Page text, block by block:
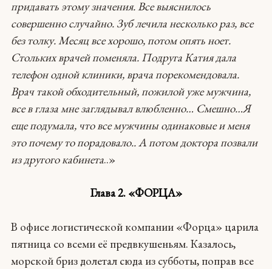
придавать этому значения. Все выяснилось
совершенно случайно. Зуб лечила несколько раз, все
без толку. Месяц все хорошо, потом опять ноет.
Стольких врачей поменяла. Подруга Катия дала
телефон одной клиники, врача порекомендовала.
Врач такой обходительный, пожилой уже мужчина,
все в глаза мне заглядывал влюбленно… Смешно…Я
еще подумала, что все мужчины одинаковые и меня
это почему то порадовало.. А потом доктора позвали
из другого кабинета..»
Глава 2. «ФОРЦА»
В офисе логистической компании «Форца» царила
пятница cо всеми её предвкушеньям. Казалось,
морской бриз долетал сюда из субботы, поправ все